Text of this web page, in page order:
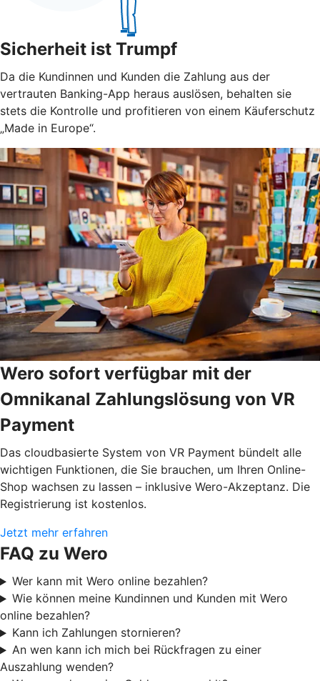
Sicherheit ist Trumpf
Da die Kundinnen und Kunden die Zahlung aus der
vertrauten Banking-App heraus auslösen, behalten sie
stets die Kontrolle und profitieren von einem Käuferschutz
„Made in Europe“.
Wero sofort verfügbar mit der
Omnikanal Zahlungslösung von VR
Payment
Das cloudbasierte System von VR Payment bündelt alle
wichtigen Funktionen, die Sie brauchen, um Ihren Online-
Shop wachsen zu lassen – inklusive Wero-Akzeptanz. Die
Registrierung ist kostenlos.
Jetzt mehr erfahren
FAQ zu Wero
Wer kann mit Wero online bezahlen?
Wie können meine Kundinnen und Kunden mit Wero
online bezahlen?
Kann ich Zahlungen stornieren?
An wen kann ich mich bei Rückfragen zu einer
Auszahlung wenden?